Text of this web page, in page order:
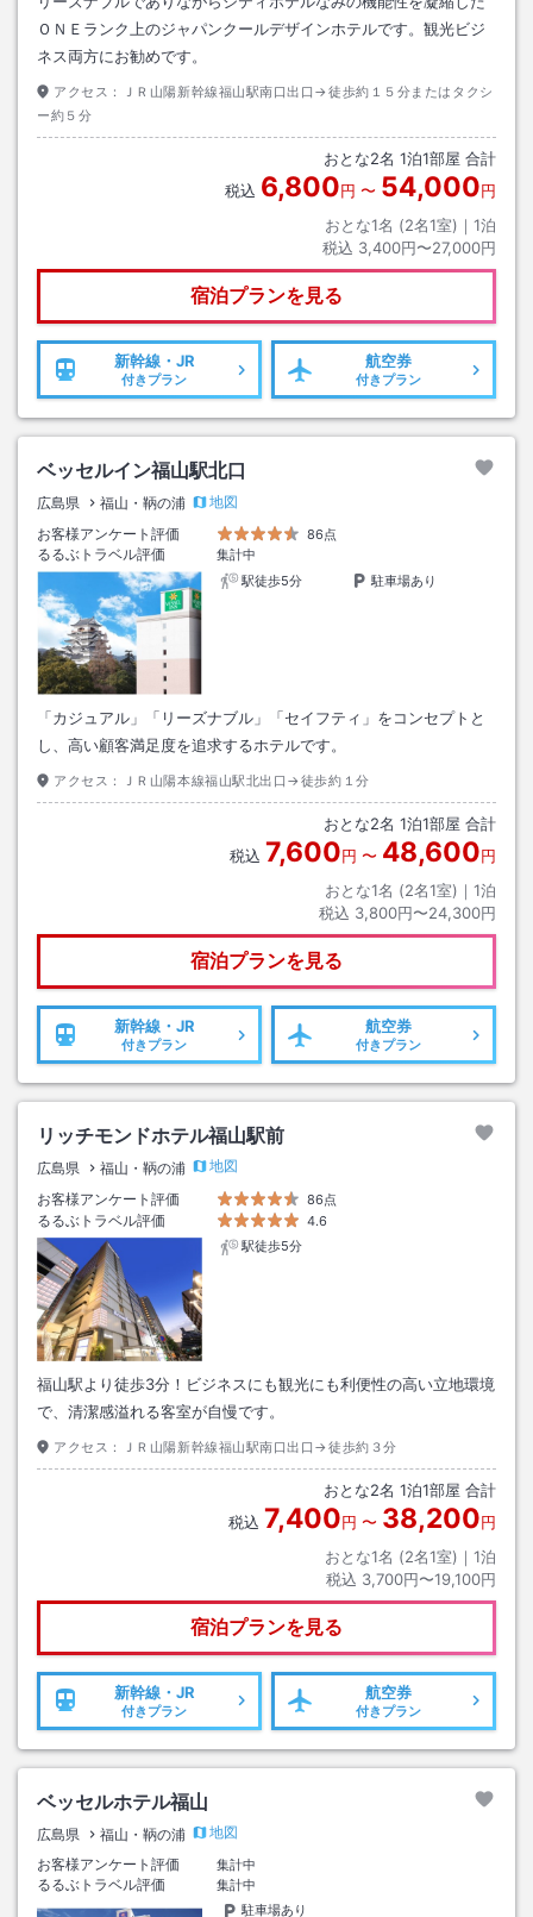
ＯＮＥランク上のジャパンクールデザインホテルです。観光ビジ
ネス両方にお勧めです。
アクセス：
ＪＲ山陽新幹線福山駅南口出口→徒歩約１５分またはタクシ
ー約５分
おとな2名 1泊1部屋 合計
税込 6,800円 〜 54,000円
おとな1名 (2名1室)｜ 1泊
税込 3,400円〜27,000円
宿泊プランを見る
新幹線・JR
付きプラン
航空券
付きプラン
ベッセルイン福山駅北口
広島県 福山・鞆の浦
地図
お客様アンケート評価
86点
るるぶトラベル評価
集計中
駅徒歩5分
駐車場あり
「カジュアル」「リーズナブル」「セイフティ」をコンセプトと
し、高い顧客満足度を追求するホテルです。
アクセス： ＪＲ山陽本線福山駅北出口→徒歩約１分
おとな2名 1泊1部屋 合計
税込 7,600円 〜 48,600円
おとな1名 (2名1室)｜ 1泊
税込 3,800円〜24,300円
宿泊プランを見る
新幹線・JR
付きプラン
航空券
付きプラン
リッチモンドホテル福山駅前
広島県 福山・鞆の浦
地図
お客様アンケート評価
86点
るるぶトラベル評価
4.6
駅徒歩5分
福山駅より徒歩3分！ビジネスにも観光にも利便性の高い立地環境
で、清潔感溢れる客室が自慢です。
アクセス： ＪＲ山陽新幹線福山駅南口出口→徒歩約３分
おとな2名 1泊1部屋 合計
税込 7,400円 〜 38,200円
おとな1名 (2名1室)｜ 1泊
税込 3,700円〜19,100円
宿泊プランを見る
新幹線・JR
付きプラン
航空券
付きプラン
ベッセルホテル福山
広島県 福山・鞆の浦
地図
お客様アンケート評価
集計中
るるぶトラベル評価
集計中
駐車場あり